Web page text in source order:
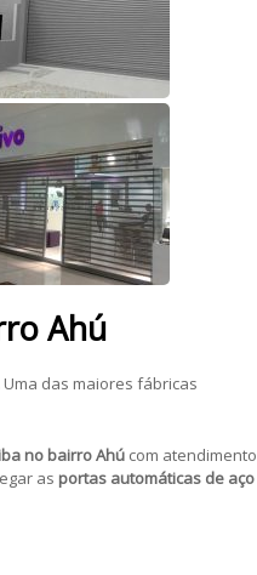
Ahú
Uma das maiores fábricas
no bairro Ahú com atendimento
as portas automáticas de aço